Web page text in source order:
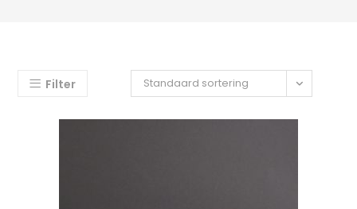
Filter Standaard sortering